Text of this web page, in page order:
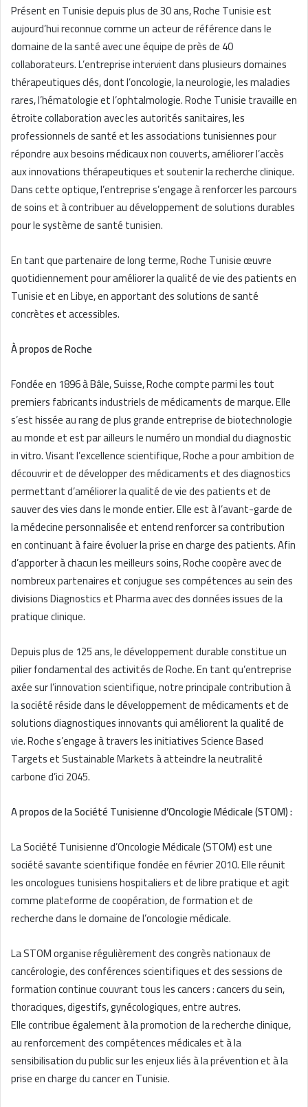
Présent en Tunisie depuis plus de 30 ans, Roche Tunisie est
aujourd’hui reconnue comme un acteur de référence dans le
domaine de la santé avec une équipe de près de 40
collaborateurs. L’entreprise intervient dans plusieurs domaines
thérapeutiques clés, dont l’oncologie, la neurologie, les maladies
rares, l’hématologie et l’ophtalmologie. Roche Tunisie travaille en
étroite collaboration avec les autorités sanitaires, les
professionnels de santé et les associations tunisiennes pour
répondre aux besoins médicaux non couverts, améliorer l’accès
aux innovations thérapeutiques et soutenir la recherche clinique.
Dans cette optique, l’entreprise s’engage à renforcer les parcours
de soins et à contribuer au développement de solutions durables
pour le système de santé tunisien.
En tant que partenaire de long terme, Roche Tunisie œuvre
quotidiennement pour améliorer la qualité de vie des patients en
Tunisie et en Libye, en apportant des solutions de santé
concrètes et accessibles.
À propos de Roche
Fondée en 1896 à Bâle, Suisse, Roche compte parmi les tout
premiers fabricants industriels de médicaments de marque. Elle
s’est hissée au rang de plus grande entreprise de biotechnologie
au monde et est par ailleurs le numéro un mondial du diagnostic
in vitro. Visant l’excellence scientifique, Roche a pour ambition de
découvrir et de développer des médicaments et des diagnostics
permettant d’améliorer la qualité de vie des patients et de
sauver des vies dans le monde entier. Elle est à l’avant-garde de
la médecine personnalisée et entend renforcer sa contribution
en continuant à faire évoluer la prise en charge des patients. Afin
d’apporter à chacun les meilleurs soins, Roche coopère avec de
nombreux partenaires et conjugue ses compétences au sein des
divisions Diagnostics et Pharma avec des données issues de la
pratique clinique.
Depuis plus de 125 ans, le développement durable constitue un
pilier fondamental des activités de Roche. En tant qu’entreprise
axée sur l’innovation scientifique, notre principale contribution à
la société réside dans le développement de médicaments et de
solutions diagnostiques innovants qui améliorent la qualité de
vie. Roche s’engage à travers les initiatives Science Based
Targets et Sustainable Markets à atteindre la neutralité
carbone d’ici 2045.
A propos de la Société Tunisienne d’Oncologie Médicale (STOM) :
La Société Tunisienne d’Oncologie Médicale (STOM) est une
société savante scientifique fondée en février 2010. Elle réunit
les oncologues tunisiens hospitaliers et de libre pratique et agit
comme plateforme de coopération, de formation et de
recherche dans le domaine de l’oncologie médicale.
La STOM organise régulièrement des congrès nationaux de
cancérologie, des conférences scientifiques et des sessions de
formation continue couvrant tous les cancers : cancers du sein,
thoraciques, digestifs, gynécologiques, entre autres.
Elle contribue également à la promotion de la recherche clinique,
au renforcement des compétences médicales et à la
sensibilisation du public sur les enjeux liés à la prévention et à la
prise en charge du cancer en Tunisie.